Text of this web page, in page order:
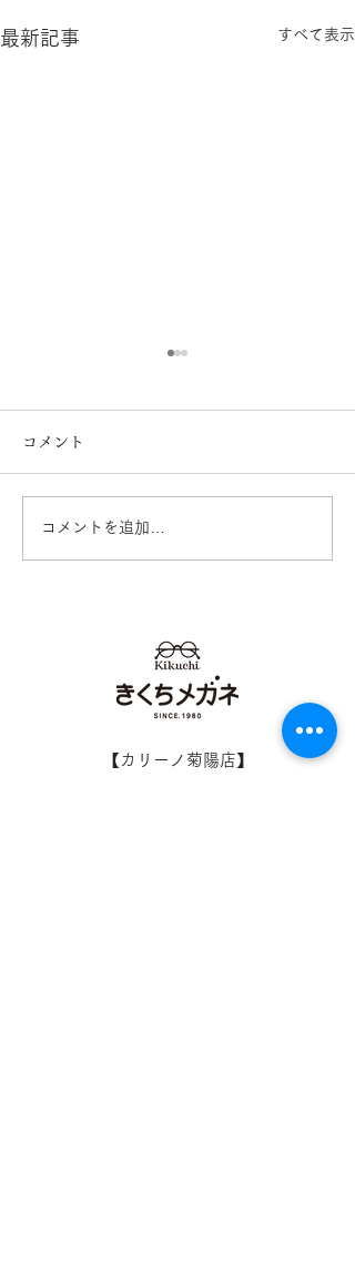
最新記事 すべて表示
イオンタウン田崎店 営業
コメント
コメントを追加…
【​カリーノ菊陽店】